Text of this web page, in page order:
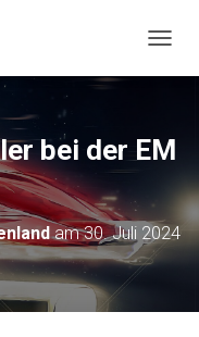
A
G
A
O
N
U
bei der EM
am30. Juli 2024